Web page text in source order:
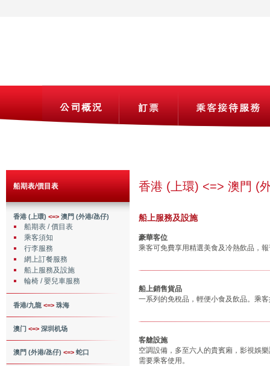
船期表/價目表
香港 (上環) <=> 澳門 (外港/氹仔)
船期表 / 價目表
乘客須知
行李服務
網上訂餐服務
船上服務及設施
輪椅 / 嬰兒車服務
香港/九龍 <=> 珠海
澳门 <=> 深圳机场
澳門 (外港/氹仔) <=> 蛇口
香港 (上環) <=> 澳門 (
船上服務及設施
豪華客位
乘客可免費享用精選美食及冷熱飲品，
船上銷售貨品
一系列的免稅品，輕便小食及飲品。乘
客艙設施
空調設備，多至六人的貴賓廂，影視娛
需要乘客使用。